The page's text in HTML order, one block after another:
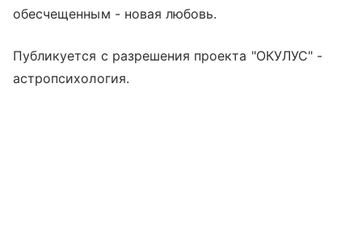
обесчещенным - новая любовь.
Публикуется с разрешения проекта "ОКУЛУС" -
астропсихология.